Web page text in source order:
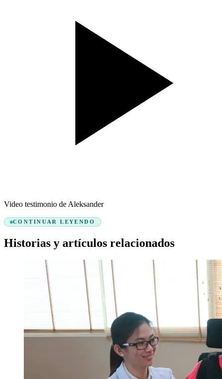
Video testimonio de Aleksander
CONTINUAR LEYENDO
Historias y artículos relacionados